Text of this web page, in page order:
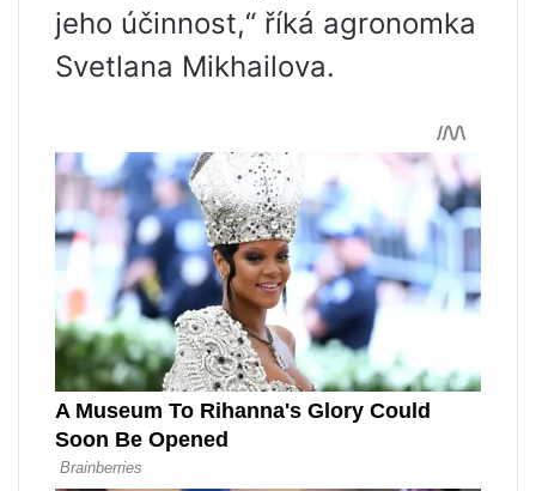
jeho účinnost,“ říká agronomka
Svetlana Mikhailova.